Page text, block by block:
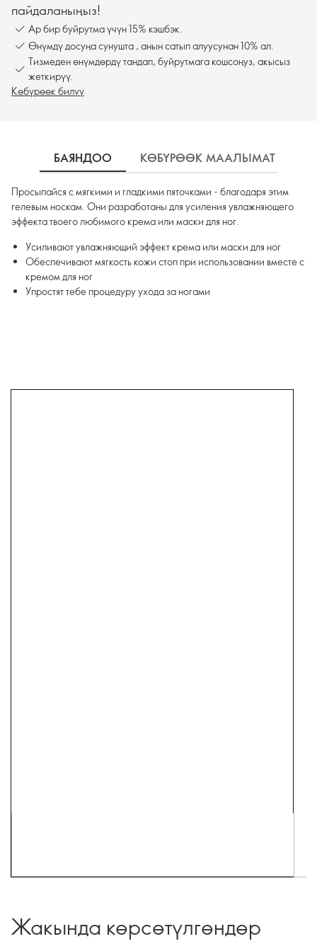
пайдаланыңыз!
Ар бир буйрутма үчүн 15% кэшбэк.
Өнүмдү досуңа сунушта , анын сатып алуусунан 10% ал.
Тизмеден өнүмдөрдү тандап, буйрутмага кошсоңуз, акысыз
жеткирүү.
Көбүрөөк билүү
БАЯНДОО КӨБҮРӨӨК МААЛЫМАТ
Просыпайся с мягкими и гладкими пяточками - благодаря этим
гелевым носкам. Они разработаны для усиления увлажняющего
эффекта твоего любимого крема или маски для ног.
Усиливают увлажняющий эффект крема или маски для ног
Обеспечивают мягкость кожи стоп при использовании вместе с
кремом для ног
Упростят тебе процедуру ухода за ногами
Жакында көрсөтүлгөндөр